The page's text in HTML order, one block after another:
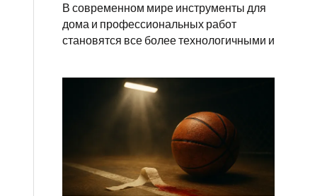
В современном мире инструменты для
дома и профессиональных работ
становятся все более технологичными и